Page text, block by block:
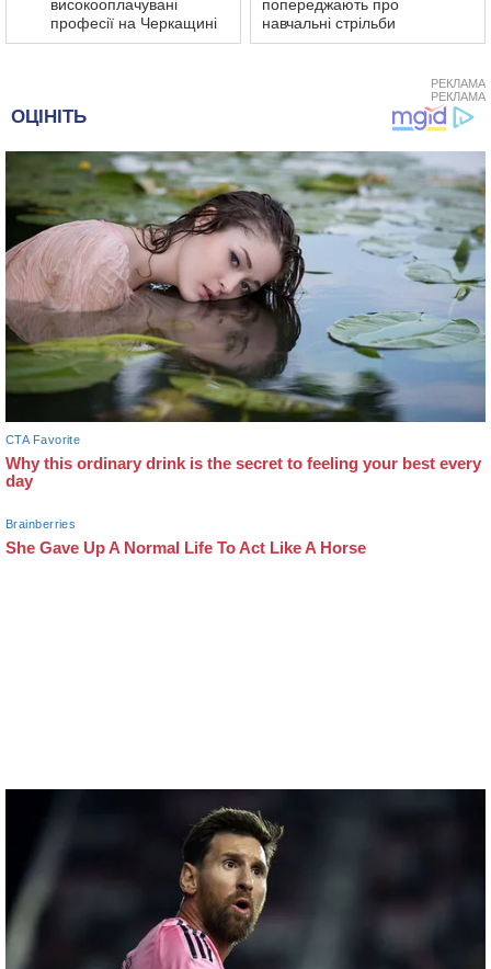
високооплачувані
професії на Черкащині
попереджають про
навчальні стрільби
РЕКЛАМА
РЕКЛАМА